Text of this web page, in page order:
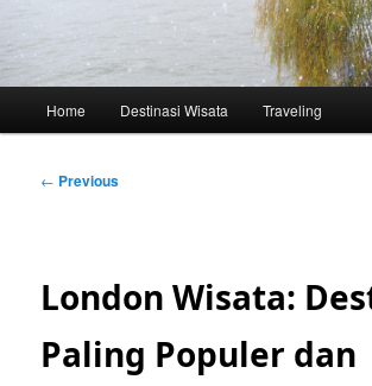
Home Destinasi Wisata Traveling
Post
← Previous
London Wisata:
Paling Populer dan